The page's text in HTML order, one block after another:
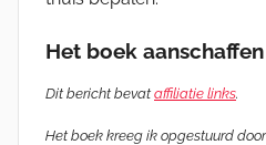
Het boek aanschaffen
Dit bericht bevat affiliatie links.
Het boek kreeg ik opgestuurd door